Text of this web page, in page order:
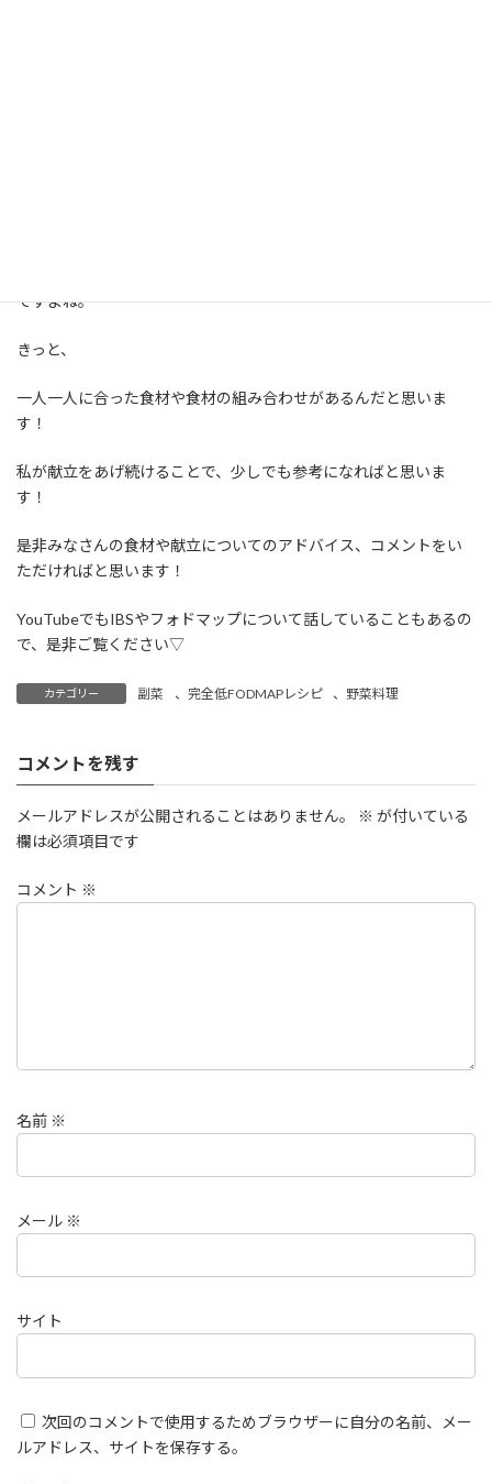
ですよね。
きっと、
一人一人に合った食材や食材の組み合わせがあるんだと思いま
す！
私が献立をあげ続けることで、少しでも参考になればと思いま
す！
是非みなさんの食材や献立についてのアドバイス、コメントをい
ただければと思います！
YouTubeでもIBSやフォドマップについて話していることもあるの
で、是非ご覧ください▽
カテゴリー 副菜 、 完全低FODMAPレシピ 、 野菜料理
コメントを残す
メールアドレスが公開されることはありません。 ※ が付いている
欄は必須項目です
コメント ※
名前 ※
メール ※
サイト
次回のコメントで使用するためブラウザーに自分の名前、メー
ルアドレス、サイトを保存する。